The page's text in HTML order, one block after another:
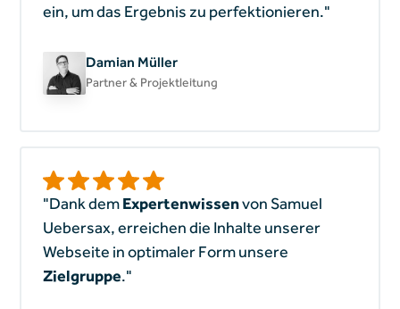
ein, um das Ergebnis zu perfektionieren."
Damian Müller
Partner & Projektleitung
"Dank demExpertenwissenvon Samuel
Uebersax, erreichen die Inhalte unserer
Webseite in optimaler Form unsere
Zielgruppe."